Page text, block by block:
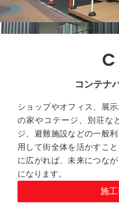
コンテナ
ショップやオフィス、展
の家やコテージ、別荘な
ジ、避難施設などの一般
用して街全体を活かすこ
に広がれば、未来につな
になります。
施